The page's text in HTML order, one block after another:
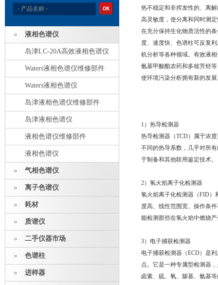
液相色谱仪
岛津LC-20A高效液相色谱仪
Waters液相色谱仪维修部件
Waters液相色谱仪
岛津液相色谱仪维修部件
岛津液相色谱仪
液相色谱仪维修部件
液相色谱仪
气相色谱仪
离子色谱仪
耗材
质谱仪
二手仪器市场
色谱柱
进样器
热不稳定和非挥发性的、离
高灵敏度，使分离和同时测
在充分保持生化物质活性的
度、速度快、色谱柱可反复
机分析等各种领域。有效液
氨基甲酸酯农药和多核芳烃
使环境污染分析拥有新的发
1）热导检测器
热导检测器（TCD）属于浓
不同的热导系数，几乎对所
于制备和其他联用鉴定技术。
2）氢火焰离子化检测器
氢火焰离子化检测器（FID）
度高、线性范围宽、操作条
能检测那些在氢火焰中燃烧
3）电子捕获检测器
电子捕获检测器（ECD）是
点。它是一种专属型检测器
卤素、硫、氧、羰基、氨基